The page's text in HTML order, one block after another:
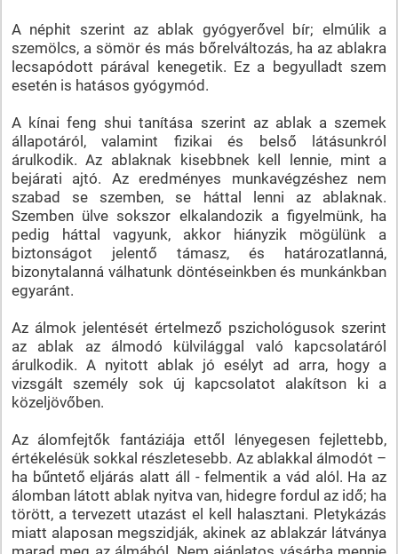
A néphit szerint az ablak gyógyerővel bír; elmúlik a
szemölcs, a sömör és más bőrelváltozás, ha az ablakra
lecsapódott párával kenegetik. Ez a begyulladt szem
esetén is hatásos gyógymód.
A kínai feng shui tanítása szerint az ablak a szemek
állapotáról, valamint fizikai és belső látásunkról
árulkodik. Az ablaknak kisebbnek kell lennie, mint a
bejárati ajtó. Az eredményes munkavégzéshez nem
szabad se szemben, se háttal lenni az ablaknak.
Szemben ülve sokszor elkalandozik a figyelmünk, ha
pedig háttal vagyunk, akkor hiányzik mögülünk a
biztonságot jelentő támasz, és határozatlanná,
bizonytalanná válhatunk döntéseinkben és munkánkban
egyaránt.
Az álmok jelentését értelmező pszichológusok szerint
az ablak az álmodó külvilággal való kapcsolatáról
árulkodik. A nyitott ablak jó esélyt ad arra, hogy a
vizsgált személy sok új kapcsolatot alakítson ki a
közeljövőben.
Az álomfejtők fantáziája ettől lényegesen fejlettebb,
értékelésük sokkal részletesebb. Az ablakkal álmodót –
ha bűntető eljárás alatt áll - felmentik a vád alól. Ha az
álomban látott ablak nyitva van, hidegre fordul az idő; ha
törött, a tervezett utazást el kell halasztani. Pletykázás
miatt alaposan megszidják, akinek az ablakzár látványa